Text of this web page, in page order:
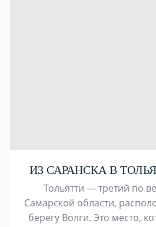
ИЗ САРАНСКА В
Тольятти — третий по
Самарской области,
берегу Волги. Это место,